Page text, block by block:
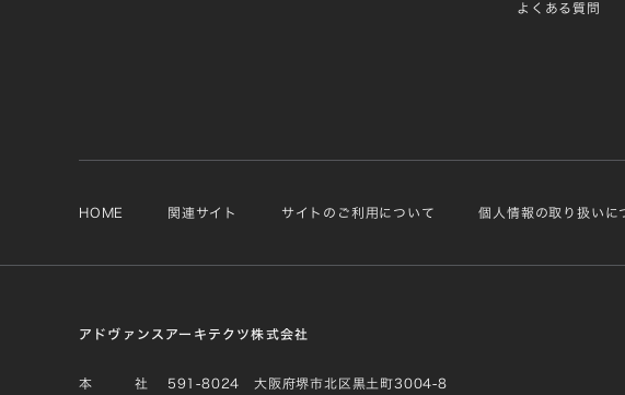
よくある質問
HOME 関連サイト サイトのご利用について 個人情報の取り扱いに
アドヴァンスアーキテクツ株式会社
本 社 591-8024 大阪府堺市北区黒土町3004-8